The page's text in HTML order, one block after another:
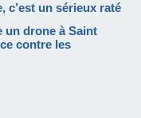
c’est un sérieux raté
un drone à Saint
contre les